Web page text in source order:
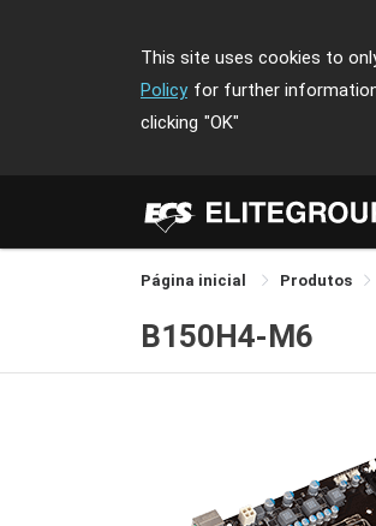
This site uses cookies to
Policy for further
clicking "OK"
Página inicial Produtos
B150H4-M6